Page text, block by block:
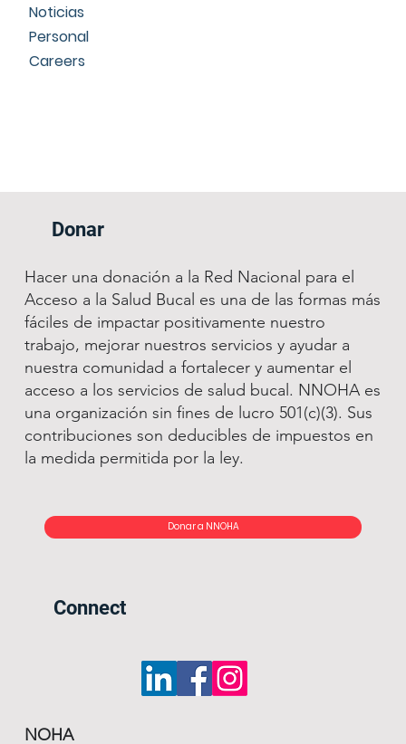
Donar
Hacer una donación a la Red Nacional para el
Acceso a la Salud Bucal es una de las formas más
fáciles de impactar positivamente nuestro
trabajo, mejorar nuestros servicios y ayudar a
nuestra comunidad a fortalecer y aumentar el
acceso a los servicios de salud bucal. NNOHA es
una organización sin fines de lucro 501(c)(3). Sus
contribuciones son deducibles de impuestos en
la medida permitida por la ley.
Donar a NNOHA
Connect
NOHA
Noticias
Personal
Careers